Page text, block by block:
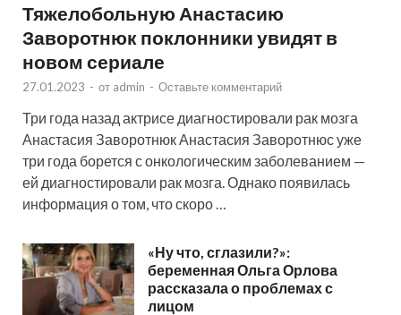
Тяжелобольную Анастасию
Заворотнюк поклонники увидят в
новом сериале
27.01.2023 - от admin - Оставьте комментарий
Три года назад актрисе диагностировали рак мозга
Анастасия Заворотнюк Анастасия Заворотнюс уже
три года борется с онкологическим заболеванием —
ей диагностировали рак мозга. Однако появилась
информация о том, что скоро …
«Ну что, сглазили?»:
беременная Ольга Орлова
рассказала о проблемах с
лицом